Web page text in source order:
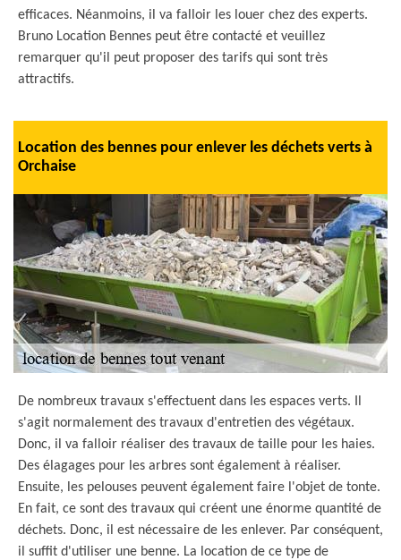
efficaces. Néanmoins, il va falloir les louer chez des experts.
Bruno Location Bennes peut être contacté et veuillez
remarquer qu'il peut proposer des tarifs qui sont très
attractifs.
Location des bennes pour enlever les déchets verts à
Orchaise
De nombreux travaux s'effectuent dans les espaces verts. Il
s'agit normalement des travaux d'entretien des végétaux.
Donc, il va falloir réaliser des travaux de taille pour les haies.
Des élagages pour les arbres sont également à réaliser.
Ensuite, les pelouses peuvent également faire l'objet de tonte.
En fait, ce sont des travaux qui créent une énorme quantité de
déchets. Donc, il est nécessaire de les enlever. Par conséquent,
il suffit d'utiliser une benne. La location de ce type de